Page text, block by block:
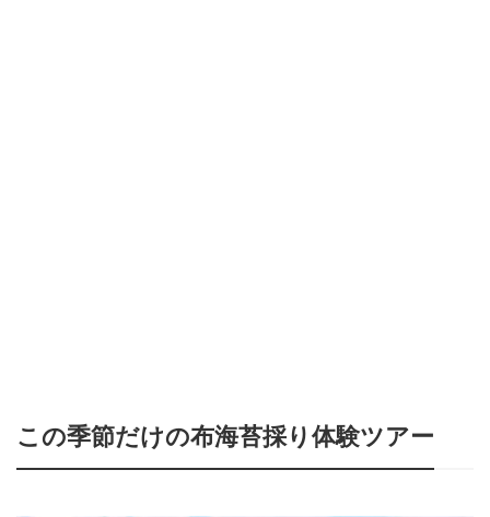
この季節だけの布海苔採り体験ツアー